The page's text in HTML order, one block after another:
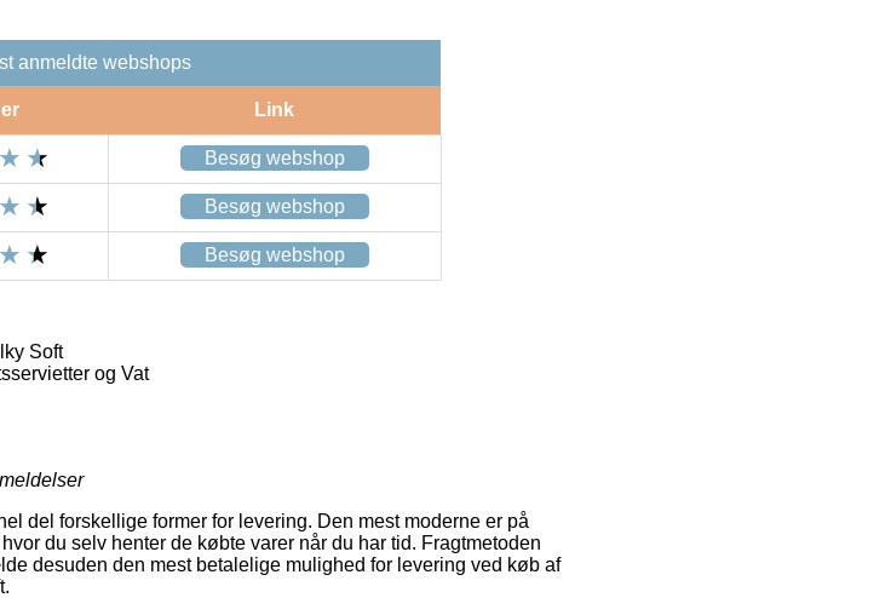
anmeldte webshops
Link
Besøg webshop
Besøg webshop
Besøg webshop
Soft
og Vat
del forskellige former for levering. Den mest moderne er på
du selv henter de købte varer når du har tid. Fragtmetoden
desuden den mest betalelige mulighed for levering ved køb af